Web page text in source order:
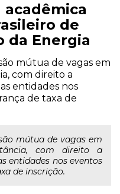
de
da Energia
mútua de vagas em
com direito a
entidades nos
de taxa de
mútua de vagas em
com direito a
entidades nos eventos
de inscrição.